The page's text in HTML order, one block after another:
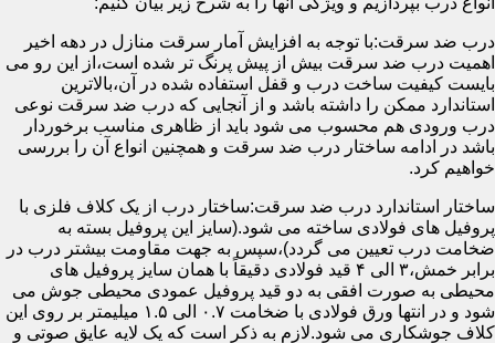
درب ضد سرقت:با توجه به افزایش آمار سرقت منازل در دهه اخیر
اهمیت درب ضد سرقت بیش از پیش پرنگ تر شده است،از این رو می
بایست کیفیت ساخت درب و قفل استفاده شده در آن،بالاترین
استاندارد ممکن را داشته باشد و از آنجایی که درب ضد سرقت نوعی
درب ورودی هم محسوب می شود باید از ظاهری مناسب برخوردار
باشد در ادامه ساختار درب ضد سرقت و همچنین انواع آن را بررسی
خواهیم کرد.
ساختار استاندارد درب ضد سرقت:ساختار درب از یک کلاف فلزی با
پروفیل های فولادی ساخته می شود.(سایز این پروفیل بسته به
ضخامت درب تعیین می گردد)،سپس به جهت مقاومت بیشتر درب در
برابر خمش،۳ الی ۴ قید فولادی دقیقاً با همان سایز پروفیل های
محیطی به صورت افقی به دو قید پروفیل عمودی محیطی جوش می
شود و در انتها ورق فولادی با ضخامت ۰.۷ الی ۱.۵ میلیمتر بر روی این
کلاف جوشکاری می شود.لازم به ذکر است که یک لایه عایق صوتی و